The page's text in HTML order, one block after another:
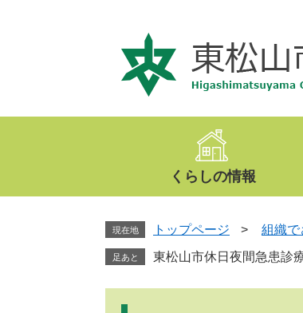
文
くらしの情報
現在地 トップページ > 組織で
足あと 東松山市休日夜間急患診